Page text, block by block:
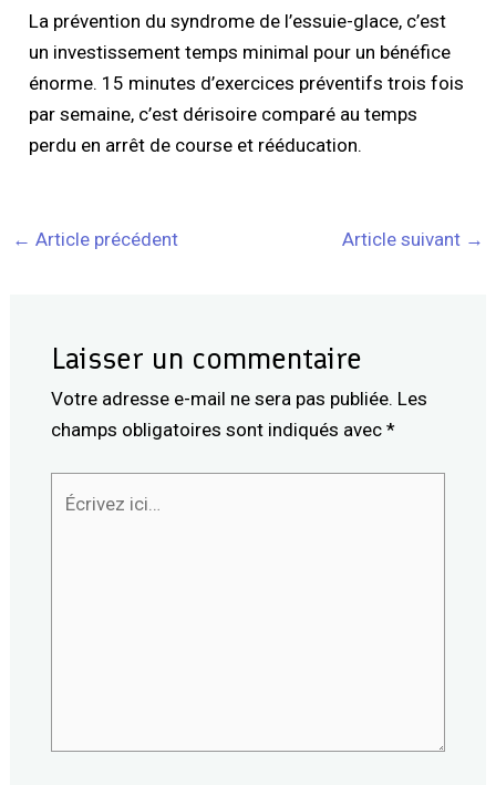
La prévention du syndrome de l’essuie-glace, c’est
un investissement temps minimal pour un bénéfice
énorme. 15 minutes d’exercices préventifs trois fois
par semaine, c’est dérisoire comparé au temps
perdu en arrêt de course et rééducation.
← Article précédent Article suivant →
Laisser un commentaire
Votre adresse e-mail ne sera pas publiée. Les
champs obligatoires sont indiqués avec *